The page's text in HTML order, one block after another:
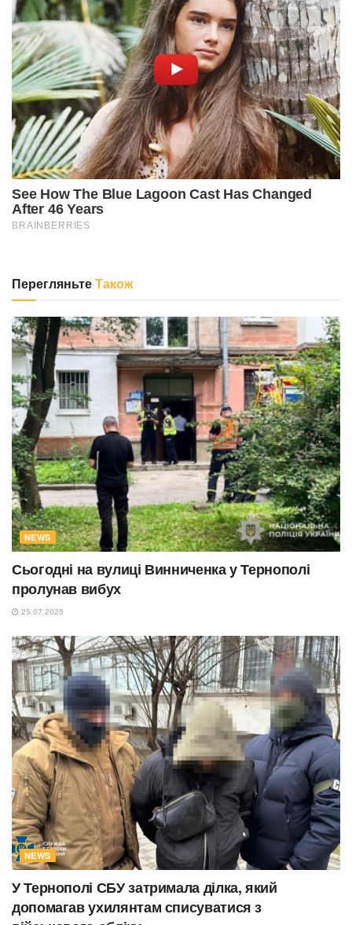
ПерегляньтеТакож
NEWS
Сьогодні на вулиці Винниченка у Тернополі
пролунав вибух
25.07.2025
NEWS
У Тернополі СБУ затримала ділка, який
допомагав ухилянтам списуватися з